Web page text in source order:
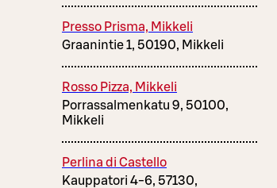
Presso Prisma, Mikkeli
Graanintie 1, 50190, Mikkeli
Rosso Pizza, Mikkeli
Porrassalmenkatu 9, 50100,
Mikkeli
Perlina di Castello
Kauppatori 4-6, 57130,